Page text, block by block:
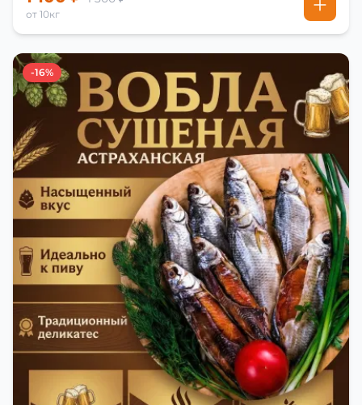
от 10кг
-16%